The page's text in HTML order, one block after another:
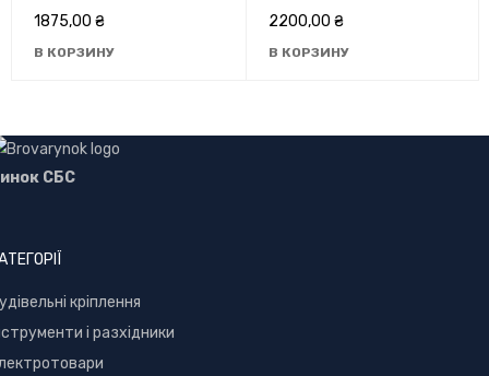
1875,00 ₴
В КОРЗИНУ
2200,00 ₴
В КОРЗИНУ
СБС
івельні кріплення
і разхідники